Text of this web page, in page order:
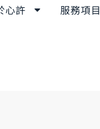
心許 服務項目